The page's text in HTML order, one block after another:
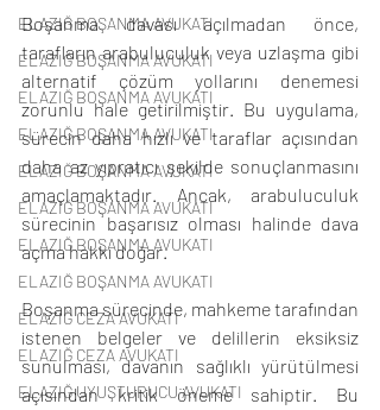
ELAZIĞ BOŞANMA AVUKATI
ELAZIĞ BOŞANMA AVUKATI
ELAZIĞ BOŞANMA AVUKATI
ELAZIĞ BOŞANMA AVUKATI
ELAZIĞ BOŞANMA AVUKATI
ELAZIĞ BOŞANMA AVUKATI
ELAZIĞ BOŞANMA AVUKATI
ELAZIĞ BOŞANMA AVUKATI
ELAZIĞ CEZA AVUKATI
ELAZIĞ CEZA AVUKATI
ELAZIĞ UYUŞTURUCU AVUKATI
Boşanma davası açılmadan önce,
tarafların arabuluculuk veya uzlaşma gibi
alternatif çözüm yollarını denemesi
zorunlu hale getirilmiştir. Bu uygulama,
sürecin daha hızlı ve taraflar açısından
daha az yıpratıcı şekilde sonuçlanmasını
amaçlamaktadır. Ancak, arabuluculuk
sürecinin başarısız olması halinde dava
açma hakkı doğar.
Boşanma sürecinde, mahkeme tarafından
istenen belgeler ve delillerin eksiksiz
sunulması, davanın sağlıklı yürütülmesi
açısından kritik öneme sahiptir. Bu